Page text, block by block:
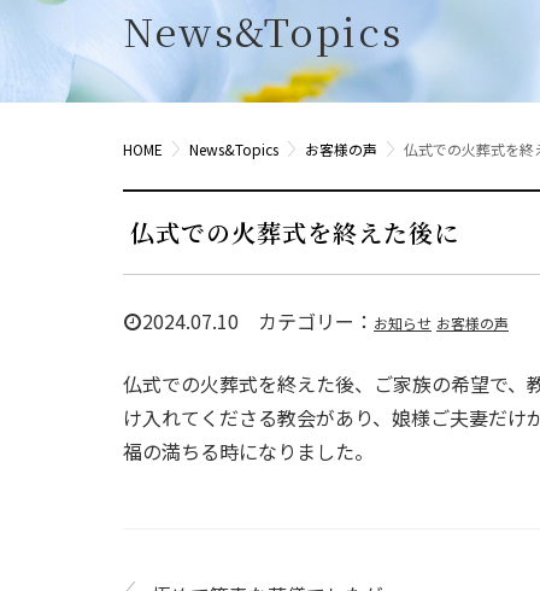
News&Topics
HOME News&Topics お客様の声 仏式での火葬式を終
仏式での火葬式を終えた後に
2024.07.10 カテゴリー： お知らせ お客様の声
仏式での火葬式を終えた後、ご家族の希望で
け入れてくださる教会があり、娘様ご夫妻だ
福の満ちる時になりました。